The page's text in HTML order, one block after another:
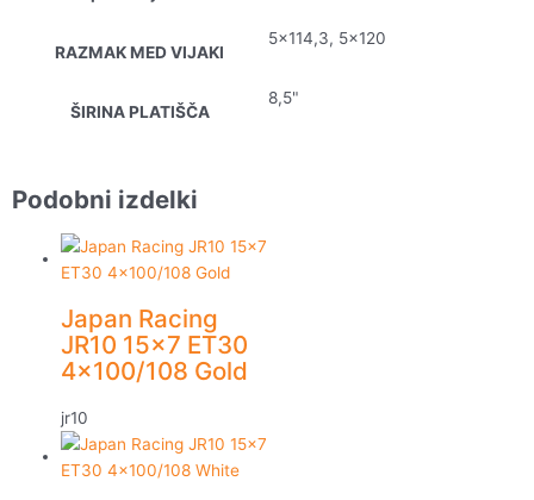
RAZMAK MED VIJAKI
5×114,3, 5×120
ŠIRINA PLATIŠČA
8,5"
Podobni izdelki
Japan Racing
JR10 15×7 ET30
4×100/108 Gold
jr10